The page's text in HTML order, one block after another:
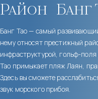
Район Банг
Банг Тао — самый
нему относят престижный
инфраструктурой, гольф-
Тао примыкает пляж Лаян,
Здесь вы сможете
звук морского прибоя.